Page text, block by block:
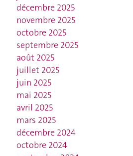
décembre 2025
novembre 2025
octobre 2025
septembre 2025
août 2025
juillet 2025
juin 2025
mai 2025
avril 2025
mars 2025
décembre 2024
octobre 2024